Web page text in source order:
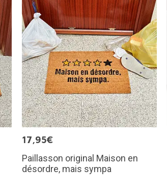
17,95€
Paillasson original Maison en
désordre, mais sympa